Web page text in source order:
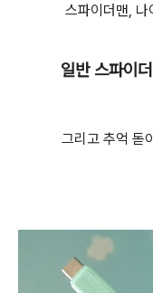
스파이더맨, 나
일반 스파이
그리고 추억 돋